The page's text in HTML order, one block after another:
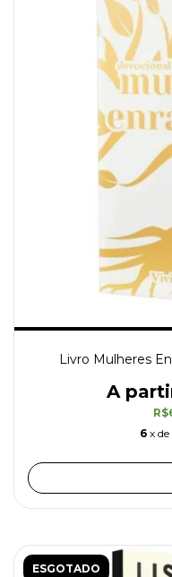
Livro Mulheres
6 x de
ESGOTADO